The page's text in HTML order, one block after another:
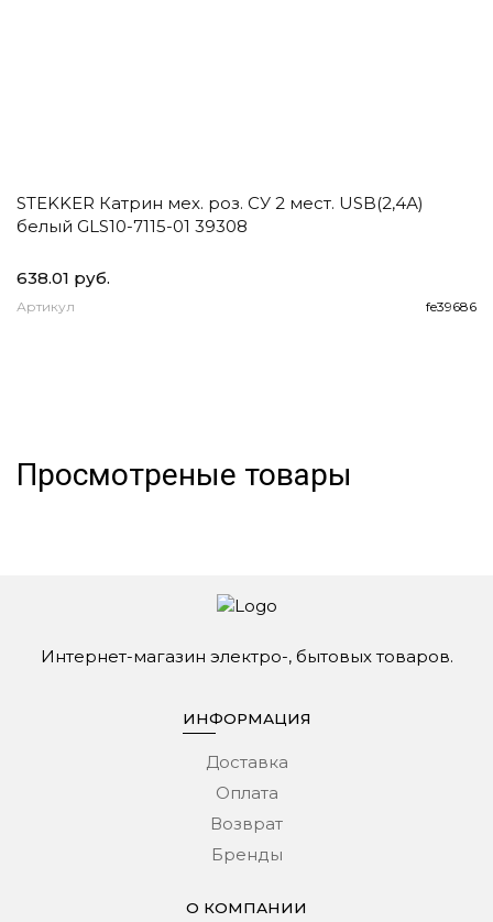
STEKKER Катрин мех. роз. СУ 2 мест. USB(2,4А)
белый GLS10-7115-01 39308
638.01 руб.
Артикул fe39686
Просмотреные товары
Интернет-магазин электро-, бытовых товаров.
ИНФОРМАЦИЯ
Доставка
Оплата
Возврат
Бренды
О КОМПАНИИ